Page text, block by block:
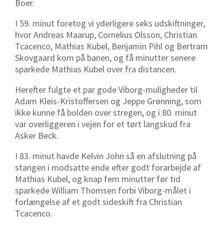
Boer.
I 59. minut foretog vi yderligere seks udskiftninger,
hvor Andreas Maarup, Cornelius Olsson, Christian
Tcacenco, Mathias Kubel, Benjamin Pihl og Bertram
Skovgaard kom på banen, og få minutter senere
sparkede Mathias Kubel over fra distancen.
Herefter fulgte et par gode Viborg-muligheder til
Adam Kleis-Kristoffersen og Jeppe Grønning, som
ikke kunne få bolden over stregen, og i 80. minut
var overliggeren i vejen for et tørt langskud fra
Asker Beck.
I 83. minut havde Kelvin John så en afslutning på
stangen i modsatte ende efter godt forarbejde af
Mathias Kubel, og knap fem minutter før tid
sparkede William Thomsen forbi Viborg-målet i
forlængelse af et godt sideskift fra Christian
Tcacenco.